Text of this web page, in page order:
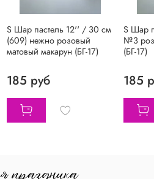
S Шар пастель 12'' / 30 см
(609) нежно розовый
матовый макарун (БГ-17)
185 руб
S Шар
№3
(БГ-17)
185